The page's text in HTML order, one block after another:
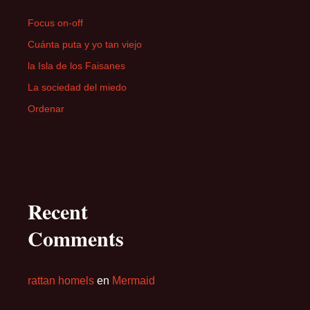
Focus on-off
Cuánta puta y yo tan viejo
la Isla de los Faisanes
La sociedad del miedo
Ordenar
Recent
Comments
rattan homels en Mermaid